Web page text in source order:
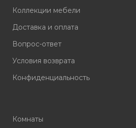
Коллекции мебели
Доставка и оплата
Вопрос-ответ
Условия возврата
Конфиденциальность
Комнаты